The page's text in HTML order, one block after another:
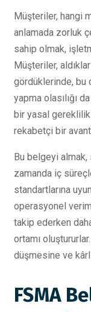
Müşteriler, hangi
anlamada zorluk
sahip olmak,
Müşteriler,
gördüklerinde, bu
yapma olasılığı
bir yasal gereklilik
rekabetçi bir
Bu belgeyi almak,
zamanda iç
standartlarına
operasyonel
takip ederken
ortamı
düşmesine ve
FSMA